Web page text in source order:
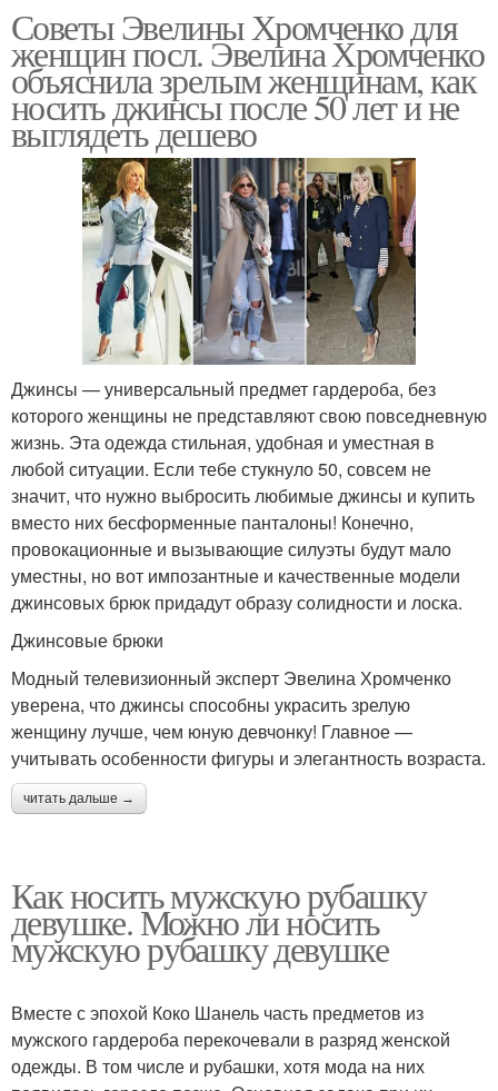
Советы Эвелины Хромченко для
женщин посл. Эвелина Хромченко
объяснила зрелым женщинам, как
носить джинсы после 50 лет и не
выглядеть дешево
Джинсы — универсальный предмет гардероба, без
которого женщины не представляют свою повседневную
жизнь. Эта одежда стильная, удобная и уместная в
любой ситуации. Если тебе стукнуло 50, совсем не
значит, что нужно выбросить любимые джинсы и купить
вместо них бесформенные панталоны! Конечно,
провокационные и вызывающие силуэты будут мало
уместны, но вот импозантные и качественные модели
джинсовых брюк придадут образу солидности и лоска.
Джинсовые брюки
Модный телевизионный эксперт Эвелина Хромченко
уверена, что джинсы способны украсить зрелую
женщину лучше, чем юную девчонку! Главное —
учитывать особенности фигуры и элегантность возраста.
читать дальше →
Как носить мужскую рубашку
девушке. Можно ли носить
мужскую рубашку девушке
Вместе с эпохой Коко Шанель часть предметов из
мужского гардероба перекочевали в разряд женской
одежды. В том числе и рубашки, хотя мода на них